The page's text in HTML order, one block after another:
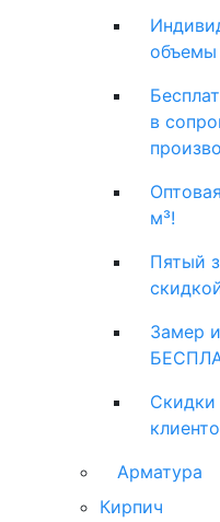
в
м³!
Пятый
Замер
Скидки
Арматура
Кирпич